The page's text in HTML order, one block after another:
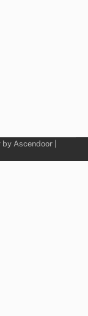
by Ascendoor|